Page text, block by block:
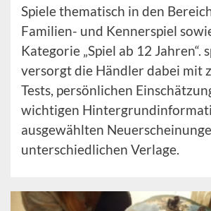
Spiele thematisch in den
Familien- und Kennerspiel
Kategorie „Spiel ab 12 Jahren“.
versorgt die Händler dabei mit
Tests, persönlichen
wichtigen
ausgewählten
unterschiedlichen Verlage.